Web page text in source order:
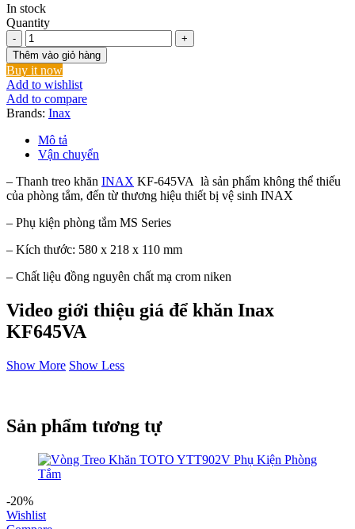
In stock
Quantity
Thanh
Treo
Khăn
Inax
KF-
645VA
MS
Series
số
lượng
Thêm vào giỏ hàng
Buy it now
Add to wishlist
Add to compare
Brands: Inax
Mô tả
Vận chuyển
– Thanh treo khăn INAX KF-645VA là sản phẩm không thể thiếu
của phòng tắm, đến từ thương hiệu thiết bị vệ sinh INAX
– Phụ kiện phòng tắm MS Series
– Kích thước: 580 x 218 x 110 mm
– Chất liệu đồng nguyên chất mạ crom niken
Video giới thiệu giá để khăn Inax
KF645VA
Show More Show Less
Sản phẩm tương tự
-20%
Wishlist